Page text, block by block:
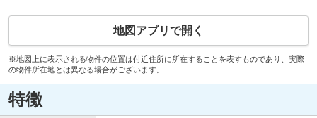
地図アプリで開く
※地図上に表示される物件の位置は付近住所に所在することを表すものであり、実際
の物件所在地とは異なる場合がございます。
特徴